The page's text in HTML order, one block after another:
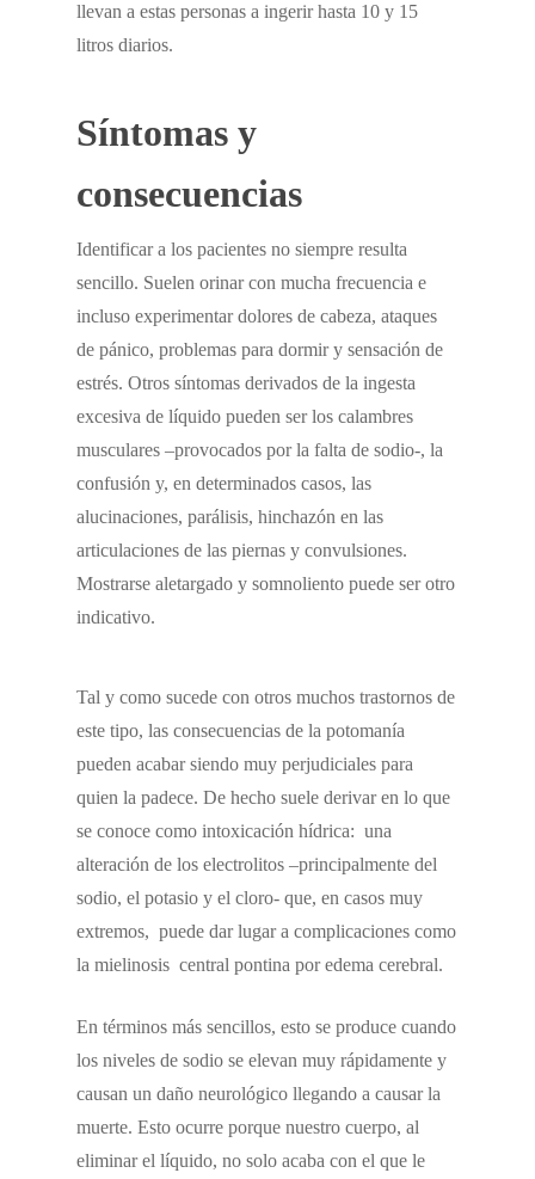
llevan a estas personas a ingerir hasta 10 y 15
litros diarios.
Síntomas y
consecuencias
Identificar a los pacientes no siempre resulta
sencillo. Suelen orinar con mucha frecuencia e
incluso experimentar dolores de cabeza, ataques
de pánico, problemas para dormir y sensación de
estrés. Otros síntomas derivados de la ingesta
excesiva de líquido pueden ser los calambres
musculares –provocados por la falta de sodio-, la
confusión y, en determinados casos, las
alucinaciones, parálisis, hinchazón en las
articulaciones de las piernas y convulsiones.
Mostrarse aletargado y somnoliento puede ser otro
indicativo.
Tal y como sucede con otros muchos trastornos de
este tipo, las consecuencias de la potomanía
pueden acabar siendo muy perjudiciales para
quien la padece. De hecho suele derivar en lo que
se conoce como intoxicación hídrica: una
alteración de los electrolitos –principalmente del
sodio, el potasio y el cloro- que, en casos muy
extremos, puede dar lugar a complicaciones como
la mielinosis central pontina por edema cerebral.
En términos más sencillos, esto se produce cuando
los niveles de sodio se elevan muy rápidamente y
causan un daño neurológico llegando a causar la
muerte. Esto ocurre porque nuestro cuerpo, al
eliminar el líquido, no solo acaba con el que le